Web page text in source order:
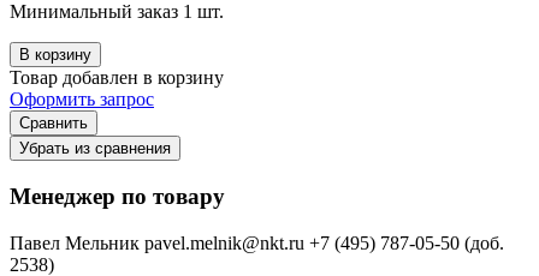
Минимальный заказ 1 шт.
В корзину
Товар добавлен в корзину
Оформить запрос
Сравнить
Убрать из сравнения
Менеджер по товару
Павел Мельник pavel.melnik@nkt.ru +7 (495) 787-05-50 (доб.
2538)